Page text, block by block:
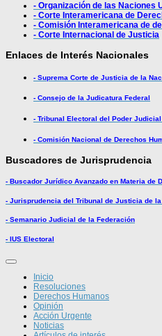
- Organización de las Naciones
- Corte Interamericana de
- Comisión Interamericana de
- Corte Internacional de Justicia
Enlaces de Interés Nacionales
- Suprema Corte de Justicia de la
- Consejo de la Judicatura Federal
- Tribunal Electoral del Poder
- Comisión Nacional de Derechos
Buscadores de Jurisprudencia
- Buscador Jurídico Avanzado en Materia de
- Jurisprudencia del Tribunal de Justicia de la
- Semanario Judicial de la Federación
- IUS Electoral
Inicio
Resoluciones
Derechos Humanos
Opinión
Acción Urgente
Noticias